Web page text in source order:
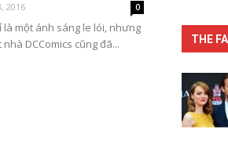
2016
0
là một ánh sáng le lói, nhưng
nhà DCComics cũng đã...
THE